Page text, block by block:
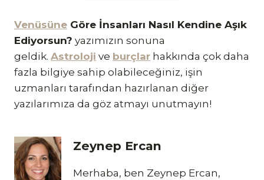
Venüsüne Göre İnsanları Nasıl Kendine Aşık
Ediyorsun? yazımızın sonuna
geldik. Astroloji ve burçlar hakkında çok daha
fazla bilgiye sahip olabileceğiniz, işin
uzmanları tarafından hazırlanan diğer
yazılarımıza da göz atmayı unutmayın!
Zeynep Ercan
Merhaba, ben Zeynep Ercan,